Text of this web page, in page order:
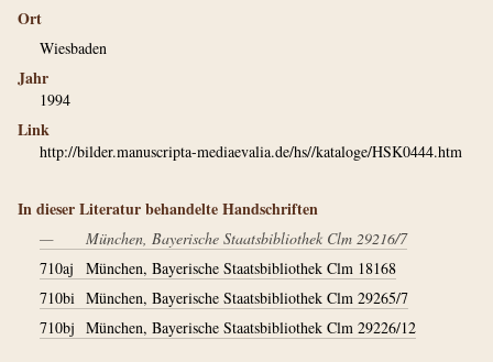
Ort
Wiesbaden
Jahr
1994
Link
http://bilder.manuscripta-mediaevalia.de/hs//kataloge/HSK0444.htm
In dieser Literatur behandelte Handschriften
—
München, Bayerische Staatsbibliothek Clm 29216/7
710aj
München, Bayerische Staatsbibliothek Clm 18168
710bi München, Bayerische Staatsbibliothek Clm 29265/7
710bj München, Bayerische Staatsbibliothek Clm 29226/12